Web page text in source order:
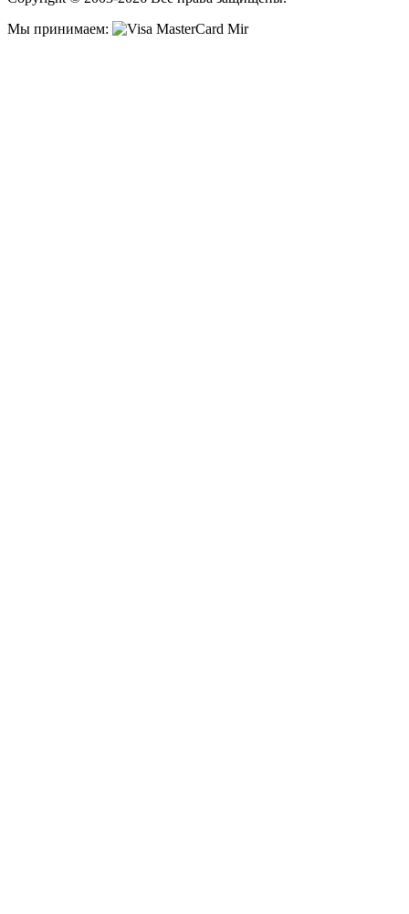
Мы принимаем: